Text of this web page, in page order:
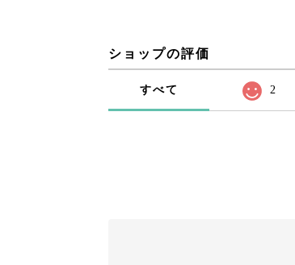
ショップの評価
すべて 2